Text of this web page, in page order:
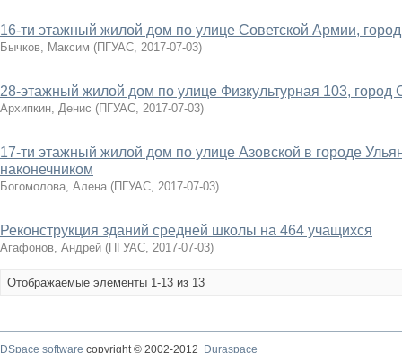
16-ти этажный жилой дом по улице Советской Армии,
Бычков, Максим (ПГУАС, 2017-07-03)
28-этажный жилой дом по улице Физкультурная 103, город
Архипкин, Денис (ПГУАС, 2017-07-03)
17-ти этажный жилой дом по улице Азовской в городе
наконечником
Богомолова, Алена (ПГУАС, 2017-07-03)
Реконструкция зданий средней школы на 464 учащихся
Агафонов, Андрей (ПГУАС, 2017-07-03)
Отображаемые элементы 1-13 из 13
DSpace software copyright © 2002-2012
Duraspace